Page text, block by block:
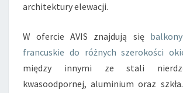
?
architektury elewacji.
W ofercie AVIS znajdują się
francuskie do różnych szerokości
między innymi ze stali
kwasoodpornej, aluminium oraz